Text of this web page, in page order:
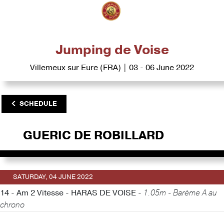
Jumping de Voise
Villemeux sur Eure (FRA) | 03 - 06 June 2022
SCHEDULE
GUERIC DE ROBILLARD
SATURDAY, 04 JUNE 2022
14 - Am 2 Vitesse - HARAS DE VOISE - 1.05m - Barème A au
chrono